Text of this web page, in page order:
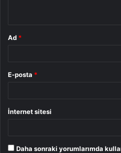
Ad *
E-posta *
İnternet sitesi
Daha sonraki yorumlarımda